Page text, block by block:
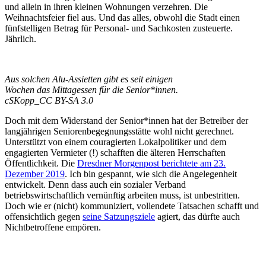
und allein in ihren kleinen Wohnungen verzehren. Die
Weihnachtsfeier fiel aus. Und das alles, obwohl die Stadt einen
fünfstelligen Betrag für Personal- und Sachkosten zusteuerte.
Jährlich.
Aus solchen Alu-Assietten gibt es seit einigen
Wochen das Mittagessen für die Senior*innen.
cSKopp_CC BY-SA 3.0
Doch mit dem Widerstand der Senior*innen hat der Betreiber der
langjährigen Seniorenbegegnungsstätte wohl nicht gerechnet.
Unterstützt von einem couragierten Lokalpolitiker und dem
engagierten Vermieter (!) schafften die älteren Herrschaften
Öffentlichkeit. Die Dresdner Morgenpost berichtete am 23.
Dezember 2019. Ich bin gespannt, wie sich die Angelegenheit
entwickelt. Denn dass auch ein sozialer Verband
betriebswirtschaftlich vernünftig arbeiten muss, ist unbestritten.
Doch wie er (nicht) kommuniziert, vollendete Tatsachen schafft und
offensichtlich gegen seine Satzungsziele agiert, das dürfte auch
Nichtbetroffene empören.